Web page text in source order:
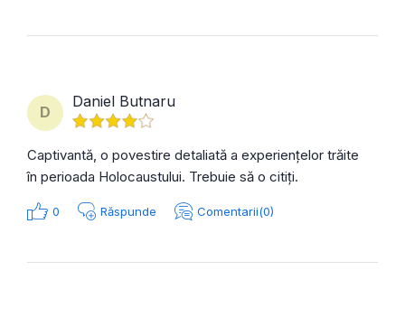
D
Daniel Butnaru
Captivantă, o povestire detaliată a experiențelor trăite
în perioada Holocaustului. Trebuie să o citiți.
0 Răspunde Comentarii(0)